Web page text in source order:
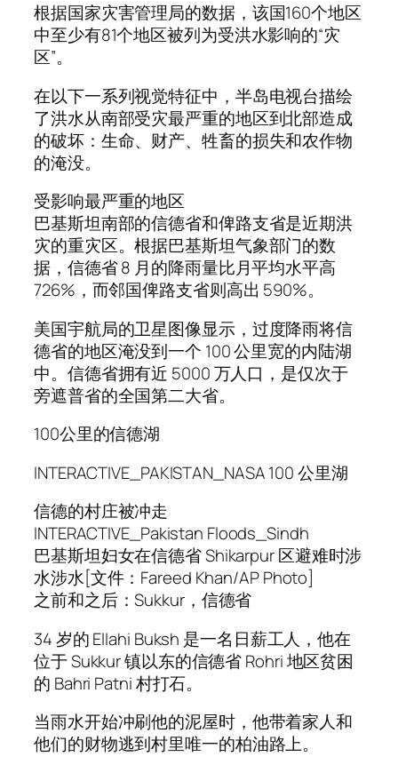
根据国家灾害管理局的数据，该国160个地区
中至少有81个地区被列为受洪水影响的“灾
区”。
在以下一系列视觉特征中，半岛电视台描绘
了洪水从南部受灾最严重的地区到北部造成
的破坏：生命、财产、牲畜的损失和农作物
的淹没。
受影响最严重的地区
巴基斯坦南部的信德省和俾路支省是近期洪
灾的重灾区。根据巴基斯坦气象部门的数
据，信德省 8 月的降雨量比月平均水平高
726%，而邻国俾路支省则高出 590%。
美国宇航局的卫星图像显示，过度降雨将信
德省的地区淹没到一个 100 公里宽的内陆湖
中。信德省拥有近 5000 万人口，是仅次于
旁遮普省的全国第二大省。
100公里的信德湖
INTERACTIVE_PAKISTAN_NASA 100 公里湖
信德的村庄被冲走
INTERACTIVE_Pakistan Floods_Sindh
巴基斯坦妇女在信德省 Shikarpur 区避难时涉
水涉水[文件：Fareed Khan/AP Photo]
之前和之后：Sukkur，信德省
34 岁的 Ellahi Buksh 是一名日薪工人，他在
位于 Sukkur 镇以东的信德省 Rohri 地区贫困
的 Bahri Patni 村打石。
当雨水开始冲刷他的泥屋时，他带着家人和
他们的财物逃到村里唯一的柏油路上。